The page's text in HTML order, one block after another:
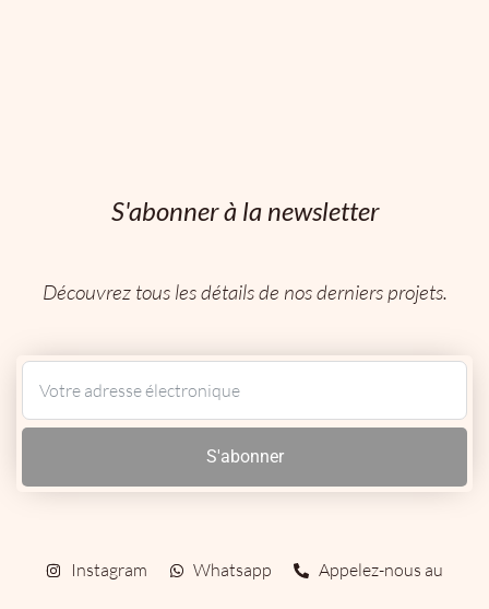
S'abonner à la newsletter
Découvrez tous les détails de nos derniers projets.
S'abonner
Instagram Whatsapp Appelez-nous au